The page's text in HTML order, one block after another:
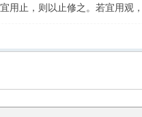
用止，则以止修之。若宜用观